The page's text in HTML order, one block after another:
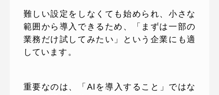
難しい設定をしなくても始められ、小さな
範囲から導入できるため、「まずは一部の
業務だけ試してみたい」という企業にも適
しています。
重要なのは、「AIを導入すること」ではな